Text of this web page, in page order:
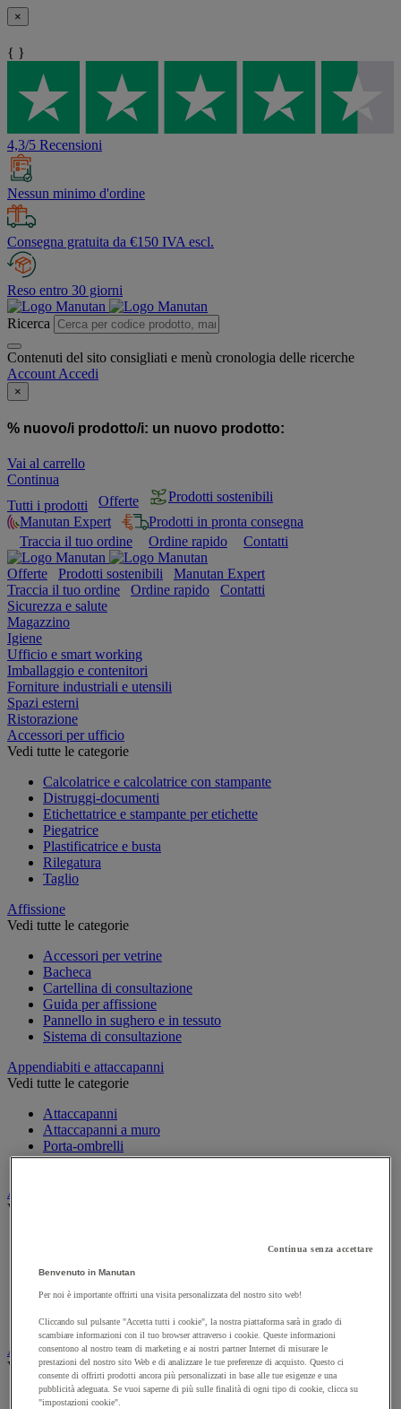
×
{ }
4,3/5 Recensioni
Nessun minimo d'ordine
Consegna gratuita da €150 IVA escl.
Reso entro 30 giorni
Ricerca
Contenuti del sito consigliati e menù cronologia delle ricerche
Account Accedi
×
% nuovo/i prodotto/i: un nuovo prodotto:
Vai al carrello
Continua
Tutti i prodotti
Offerte
Prodotti sostenibili
Manutan Expert
Prodotti in pronta consegna
Traccia il tuo ordine
Ordine rapido Contatti
Offerte Prodotti sostenibili
Manutan Expert
Traccia il tuo ordine
Ordine rapido
Contatti
Sicurezza e salute
Magazzino
Igiene
Ufficio e smart working
Imballaggio e contenitori
Forniture industriali e utensili
Spazi esterni
Ristorazione
Accessori per ufficio
Vedi tutte le categorie
Calcolatrice e calcolatrice con stampante
Distruggi-documenti
Etichettatrice e stampante per etichette
Piegatrice
Plastificatrice e busta
Rilegatura
Taglio
Affissione
Vedi tutte le categorie
Accessori per vetrine
Bacheca
Cartellina di consultazione
Guida per affissione
Pannello in sughero e in tessuto
Sistema di consultazione
Appendiabiti e attaccapanni
Vedi tutte le categorie
Attaccapanni
Attaccapanni a muro
Porta-ombrelli
Stand porta-abiti
Armadio e archiviazione
Vedi tutte le categorie
Armadio
Armadio per ufficio
Carrello da ufficio
Libreria
Audiovisivi
Vedi tutte le categorie
Attrezzature audio e Hi-Fi
Continua senza accettare
Benvenuto in Manutan
Per noi è importante offrirti una visita personalizzata del nostro sito web!
Cliccando sul pulsante "Accetta tutti i cookie", la nostra piattaforma sarà in grado di
scambiare informazioni con il tuo browser attraverso i cookie. Queste informazioni
consentono al nostro team di marketing e ai nostri partner Internet di misurare le
prestazioni del nostro sito Web e di analizzare le tue preferenze di acquisto. Questo ci
consente di offrirti prodotti ancora più personalizzati in base alle tue esigenze e una
pubblicità adeguata. Se vuoi saperne di più sulle finalità di ogni tipo di cookie, clicca su
"impostazioni cookie".